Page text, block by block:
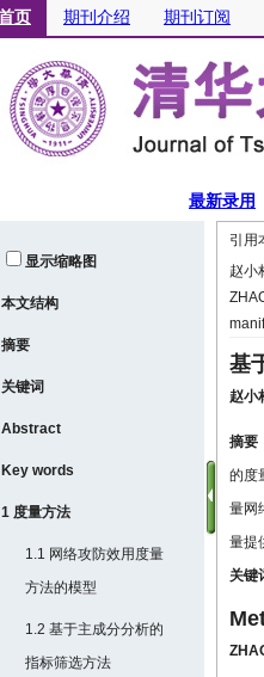
显示缩略图
本文结构
摘要
关键词
Abstract
Key words
1 度量方法
1.1 网络攻防效用度量
方法的模型
1.2 基于主成分分析的
指标筛选方法
引用
赵小
基
赵小
摘要
的度
量网
量提
关键